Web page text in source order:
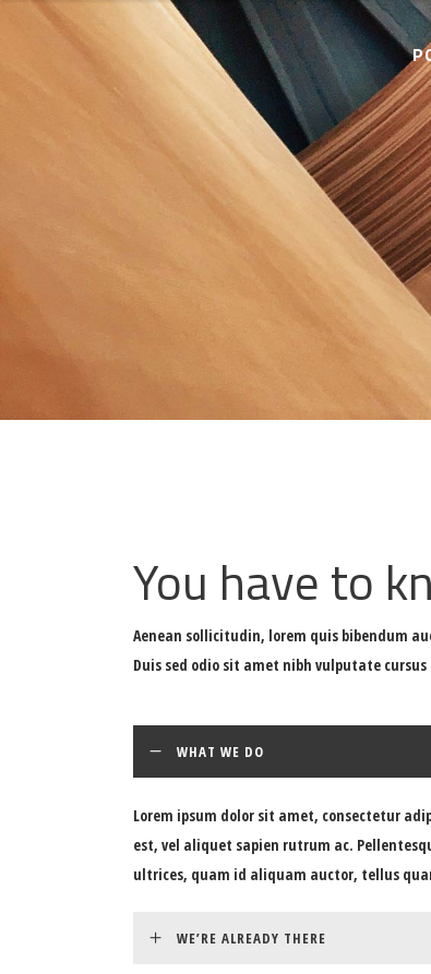
You have to
Aenean sollicitudin, lorem quis bibendum
Duis sed odio sit amet nibh vulputate
WHAT WE DO
Lorem ipsum dolor sit amet, consectetur
est, vel aliquet sapien rutrum ac.
ultrices, quam id aliquam auctor, tellus
WE’RE ALREADY THERE